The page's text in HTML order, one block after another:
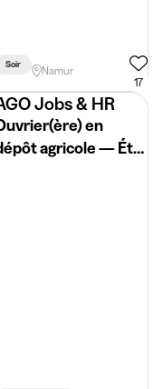
Soir
Namur
17
Jobs & HR
en
agricole — Été
🌾🌽